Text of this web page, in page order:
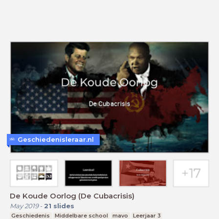
De Koude Oorlog (De Cubacrisis)
May 2019- 21 slides
Geschiedenis Middelbare school mavo Leerjaar 3
Geschiedenisleraar.nl